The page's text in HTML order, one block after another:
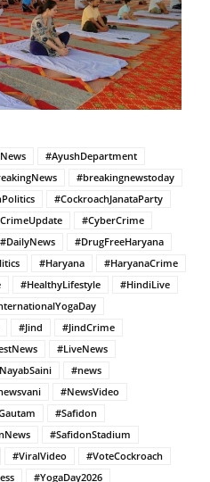
#AyushDepartment
#breakingnewstoday
#CockroachJanataParty
#CyberCrime
#DailyNews
#DrugFreeHaryana
#Haryana
#HaryanaCrime
#HealthyLifestyle
#HindiLive
#Jind
#JindCrime
#LiveNews
#news
#NewsVideo
#Safidon
#SafidonStadium
#ViralVideo
#VoteCockroach
#YogaDay2026